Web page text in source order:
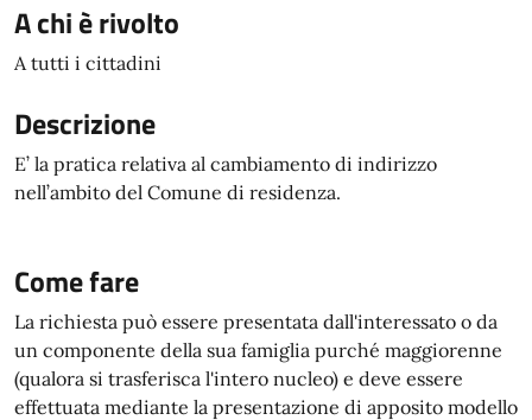
A chi è rivolto
A tutti i cittadini
Descrizione
E’ la pratica relativa al cambiamento di indirizzo
nell’ambito del Comune di residenza.
Come fare
La richiesta può essere presentata dall'interessato o da
un componente della sua famiglia purché maggiorenne
(qualora si trasferisca l'intero nucleo) e deve essere
effettuata mediante la presentazione di apposito modello